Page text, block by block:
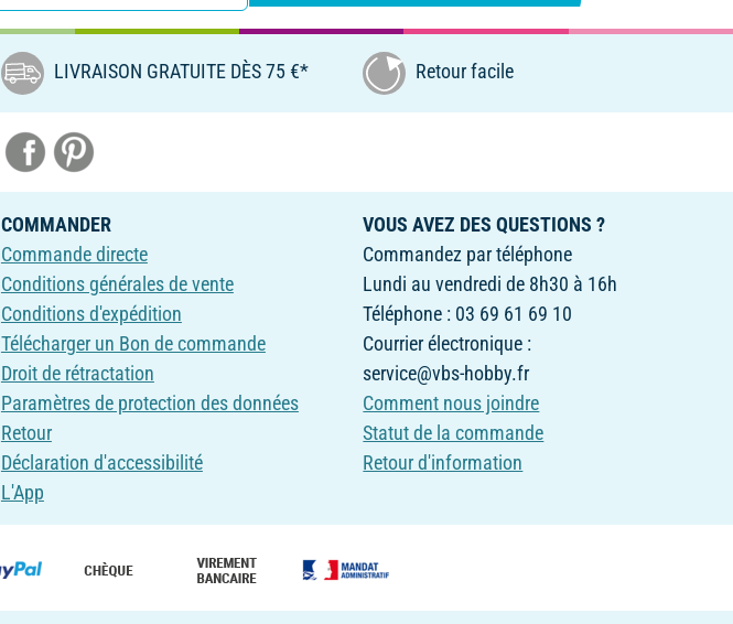
LIVRAISON GRATUITE DÈS 75 €* Retour facile
COMMANDER
Commande directe
Conditions générales de vente
Conditions d'expédition
Télécharger un Bon de commande
Droit de rétractation
Paramètres de protection des données
Retour
Déclaration d'accessibilité
L'App
VOUS AVEZ DES QUESTIONS ?
Commandez par téléphone
Lundi au vendredi de 8h30 à 16h
Téléphone : 03 69 61 69 10
Courrier électronique :
service@vbs-hobby.fr
Comment nous joindre
Statut de la commande
Retour d'information